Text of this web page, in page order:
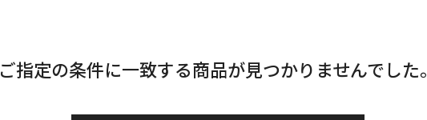
ご指定の条件に一致する商品が見つかりませんでした。